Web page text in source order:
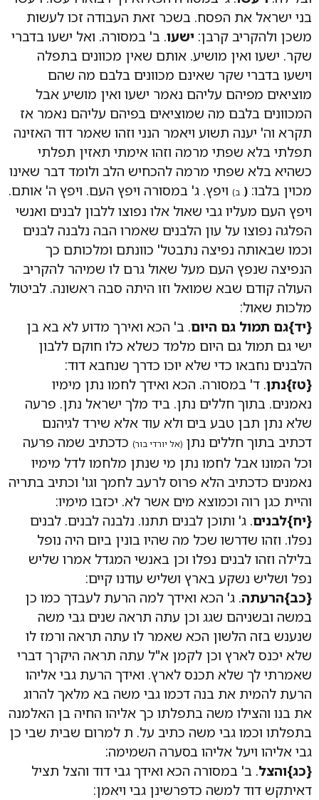
בני ישראל את הפסח. בשכר זאת העבודה זכו לעשות
משכן ולהקריב קרבן: ישעו. ב' במסורה. ואל ישעו בדברי
שקר. ישעו ואין מושיע. אותם שאין מכוונים בתפלה
וישעו בדברי שקר שאינם מכוונים בלבם מה שהם
מוציאים מפיהם עליהם נאמר ישעו ואין מושיע אבל
המכוונים בלבם מה שמוציאים בפיהם עליהם נאמר אז
תקרא וה' יענה תשוע ויאמר הנני וזהו שאמר דוד האזינה
תפלתי בלא שפתי מרמה וזהו אימתי תאזין תפלתי
כשהיא בלא שפתי מרמה להכחיש הלב ולומד דבר שאינו
מכוין בלבו: (. ב) ויפץ. ג' במסורה ויפץ העם. ויפץ ה' אותם.
ויפץ העם מעליו גבי שאול אלו נפוצו ללבון לבנים ואנשי
הפלגה נפוצו על עון הלבנים שאמרו הבה נלבנה לבנים
וכמו שבאותה נפיצה נתבטל' כוונתם ומלכותם כך
הנפיצה שנפץ העם מעל שאול גרם לו שמיהר להקריב
העולה קודם שבא שמואל וזו היתה סבה ראשונה. לביטול
מלכות שאול:
{יד}גם תמול גם היום. ב' הכא ואירך מדוע לא בא בן
ישי גם תמול גם היום מלמד כשלא כלו חוקם ללבון
הלבנים נחבאו כדי שלא יוכו כדרך שנחבא דוד:
{טז}נתן. ד' במסורה. הכא ואידך לחמו נתן מימיו
נאמנים. בתוך חללים נתן. ביד מלך ישראל נתן. פרעה
שלא נתן תבן טבע בים ולא עוד אלא שירד לגיהנם
דכתיב בתוך חללים נתן (אל יורדי בור) כדכתיב שמה פרעה
וכל המונו אבל לחמו נתן מי שנתן מלחמו לדל מימיו
נאמנים כדכתיב הלא פרוס לרעב לחמך וגו' וכתיב בתריה
והיית כגן רוה וכמוצא מים אשר לא. יכזבו מימיו:
{יח}לבנים. ג' ותוכן לבנים תתנו. נלבנה לבנים. לבנים
נפלו. וזהו שדרשו שכל מה שהיו בונין ביום היה נופל
בלילה וזהו לבנים נפלו וכן באנשי המגדל אמרו שליש
נפל ושליש נשקע בארץ ושליש עודנו קיים:
{כב}הרעתה. ג' הכא ואידך למה הרעת לעבדך כמו כן
במשה ובשניהם שגג וכן עתה תראה שנים גבי משה
שנענש בזה הלשון הכא שאמר לו עתה תראה ורמז לו
שלא יכנס לארץ וכן לקמן א"ל עתה תראה היקרך דברי
שאמרתי לך שלא תכנס לארץ. ואידך הרעת גבי אליהו
הרעת להמית את בנה דכמו גבי משה בא מלאך להרוג
את בנו והצילו משה בתפלתו כך אליהו החיה בן האלמנה
בתפלתו וכמו גבי משה כתיב על. ת למרום שבית שבי כן
גבי אליהו ויעל אליהו בסערה השמימה:
{כג}והצל. ב' במסורה הכא ואידך גבי דוד והצל תציל
דאיתקש דוד למשה כדפרשינן גבי ויאמן: